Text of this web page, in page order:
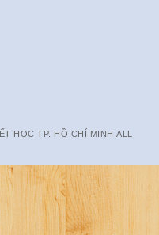
HỌC TP. HỒ CHÍ MINH.ALL